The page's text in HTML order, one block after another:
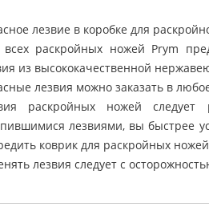
лезвие в коробке для
раскройных ножей Prym
из высококачественной
лезвия можно заказать в
раскройных ножей следует
лезвиями, вы быстрее
коврик для раскройных
лезвия следует с